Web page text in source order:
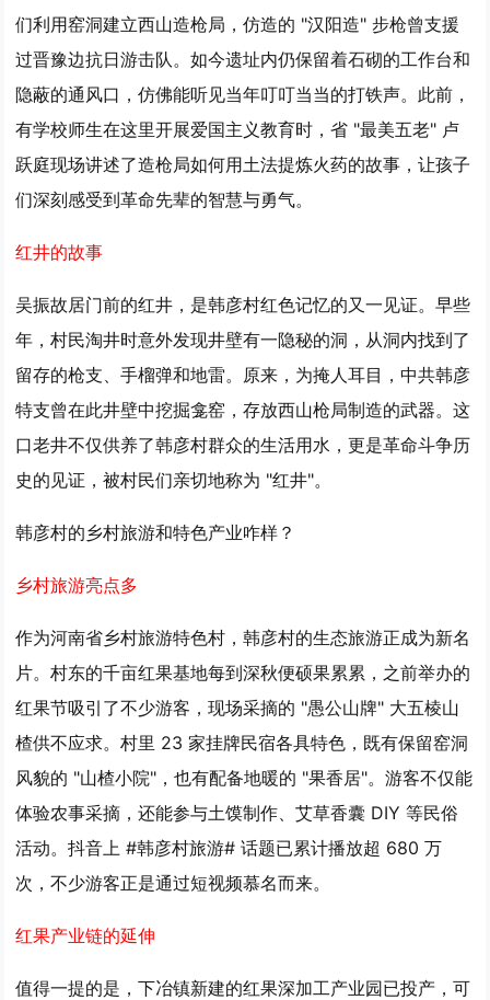
们利用窑洞建立西山造枪局，仿造的 "汉阳造" 步枪曾支援
过晋豫边抗日游击队。如今遗址内仍保留着石砌的工作台和
隐蔽的通风口，仿佛能听见当年叮叮当当的打铁声。此前，
有学校师生在这里开展爱国主义教育时，省 "最美五老" 卢
跃庭现场讲述了造枪局如何用土法提炼火药的故事，让孩子
们深刻感受到革命先辈的智慧与勇气。
红井的故事
吴振故居门前的红井，是韩彦村红色记忆的又一见证。早些
年，村民淘井时意外发现井壁有一隐秘的洞，从洞内找到了
留存的枪支、手榴弹和地雷。原来，为掩人耳目，中共韩彦
特支曾在此井壁中挖掘龛窑，存放西山枪局制造的武器。这
口老井不仅供养了韩彦村群众的生活用水，更是革命斗争历
史的见证，被村民们亲切地称为 "红井"。
韩彦村的乡村旅游和特色产业咋样？
乡村旅游亮点多
作为河南省乡村旅游特色村，韩彦村的生态旅游正成为新名
片。村东的千亩红果基地每到深秋便硕果累累，之前举办的
红果节吸引了不少游客，现场采摘的 "愚公山牌" 大五棱山
楂供不应求。村里 23 家挂牌民宿各具特色，既有保留窑洞
风貌的 "山楂小院"，也有配备地暖的 "果香居"。游客不仅能
体验农事采摘，还能参与土馍制作、艾草香囊 DIY 等民俗
活动。抖音上 #韩彦村旅游# 话题已累计播放超 680 万
次，不少游客正是通过短视频慕名而来。
红果产业链的延伸
值得一提的是，下冶镇新建的红果深加工产业园已投产，可